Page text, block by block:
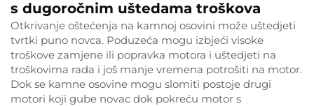
s dugoročnim uštedama troškova
Otkrivanje oštećenja na kamnoj osovini može uštedjeti
tvrtki puno novca. Poduzeća mogu izbjeći visoke
troškove zamjene ili popravka motora i uštedjeti na
troškovima rada i još manje vremena potrošiti na motor.
Dok se kamne osovine mogu slomiti postoje drugi
motori koji gube novac dok pokreću motor s